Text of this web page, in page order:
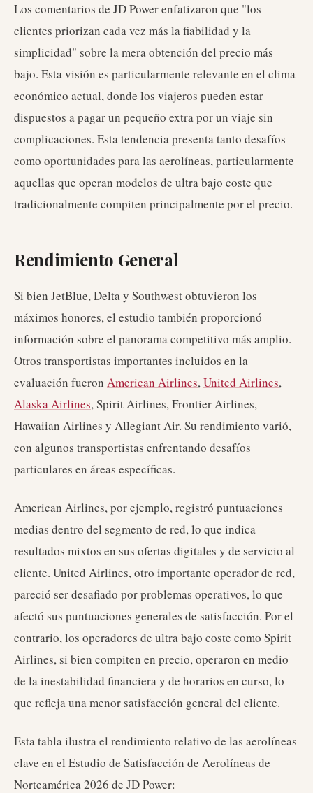
Los comentarios de JD Power enfatizaron que "los
clientes priorizan cada vez más la fiabilidad y la
simplicidad" sobre la mera obtención del precio más
bajo. Esta visión es particularmente relevante en el clima
económico actual, donde los viajeros pueden estar
dispuestos a pagar un pequeño extra por un viaje sin
complicaciones. Esta tendencia presenta tanto desafíos
como oportunidades para las aerolíneas, particularmente
aquellas que operan modelos de ultra bajo coste que
tradicionalmente compiten principalmente por el precio.
Rendimiento General
Si bien JetBlue, Delta y Southwest obtuvieron los
máximos honores, el estudio también proporcionó
información sobre el panorama competitivo más amplio.
Otros transportistas importantes incluidos en la
evaluación fueron American Airlines,United Airlines,
Alaska Airlines, Spirit Airlines, Frontier Airlines,
Hawaiian Airlines y Allegiant Air. Su rendimiento varió,
con algunos transportistas enfrentando desafíos
particulares en áreas específicas.
American Airlines, por ejemplo, registró puntuaciones
medias dentro del segmento de red, lo que indica
resultados mixtos en sus ofertas digitales y de servicio al
cliente. United Airlines, otro importante operador de red,
pareció ser desafiado por problemas operativos, lo que
afectó sus puntuaciones generales de satisfacción. Por el
contrario, los operadores de ultra bajo coste como Spirit
Airlines, si bien compiten en precio, operaron en medio
de la inestabilidad financiera y de horarios en curso, lo
que refleja una menor satisfacción general del cliente.
Esta tabla ilustra el rendimiento relativo de las aerolíneas
clave en el Estudio de Satisfacción de Aerolíneas de
Norteamérica 2026 de JD Power: